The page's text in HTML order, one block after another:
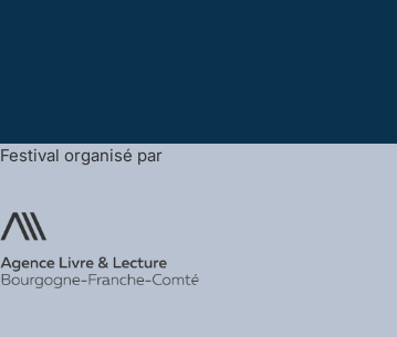
Festival organisé par